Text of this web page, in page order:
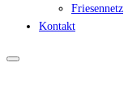
Friesennetz
Kontakt